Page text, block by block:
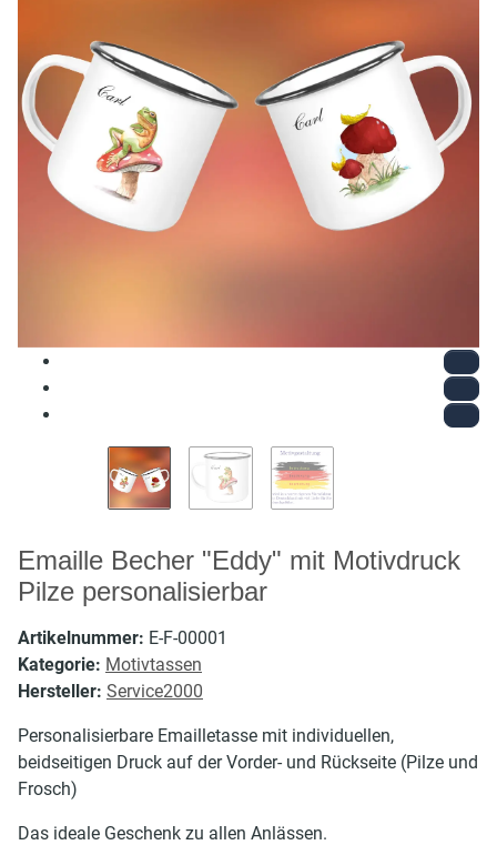
Emaille Becher "Eddy" mit Motivdruck
Pilze personalisierbar
Artikelnummer: E-F-00001
Kategorie: Motivtassen
Hersteller: Service2000
Personalisierbare Emailletasse mit individuellen,
beidseitigen Druck auf der Vorder- und Rückseite (Pilze und
Frosch)
Das ideale Geschenk zu allen Anlässen.